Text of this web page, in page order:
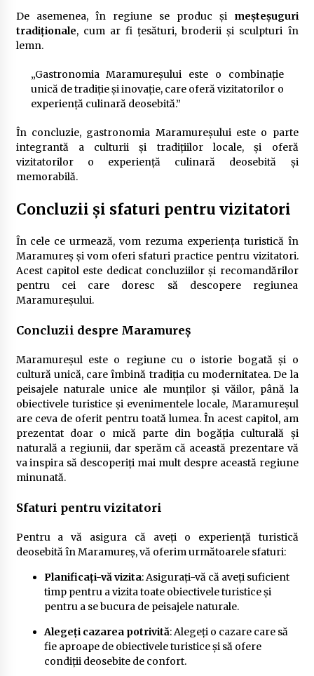
De asemenea, în regiune se produc și meșteșuguri
tradiționale, cum ar fi țesături, broderii și sculpturi în
lemn.
„Gastronomia Maramureșului este o combinație
unică de tradiție și inovație, care oferă vizitatorilor o
experiență culinară deosebită.”
În concluzie, gastronomia Maramureșului este o parte
integrantă a culturii și tradițiilor locale, și oferă
vizitatorilor o experiență culinară deosebită și
memorabilă.
Concluzii și sfaturi pentru vizitatori
În cele ce urmează, vom rezuma experiența turistică în
Maramureș și vom oferi sfaturi practice pentru vizitatori.
Acest capitol este dedicat concluziilor și recomandărilor
pentru cei care doresc să descopere regiunea
Maramureșului.
Concluzii despre Maramureș
Maramureșul este o regiune cu o istorie bogată și o
cultură unică, care îmbină tradiția cu modernitatea. De la
peisajele naturale unice ale munților și văilor, până la
obiectivele turistice și evenimentele locale, Maramureșul
are ceva de oferit pentru toată lumea. În acest capitol, am
prezentat doar o mică parte din bogăția culturală și
naturală a regiunii, dar sperăm că această prezentare vă
va inspira să descoperiți mai mult despre această regiune
minunată.
Sfaturi pentru vizitatori
Pentru a vă asigura că aveți o experiență turistică
deosebită în Maramureș, vă oferim următoarele sfaturi:
Planificați-vă vizita: Asigurați-vă că aveți suficient
timp pentru a vizita toate obiectivele turistice și
pentru a se bucura de peisajele naturale.
Alegeți cazarea potrivită: Alegeți o cazare care să
fie aproape de obiectivele turistice și să ofere
condiții deosebite de confort.